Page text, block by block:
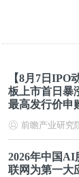
【8月7日IPO
板上市首日暴
最高发行价申
前瞻产业研究
2026年中国AI
联网为第一大